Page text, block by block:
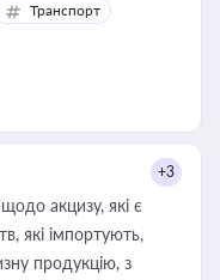
Транспорт
+3
акцизу, які є
які імпортують,
продукцію, з